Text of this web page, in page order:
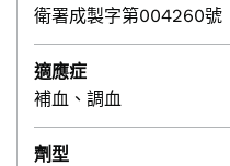
衛署成製字第004260號
適應症
補血、調血
劑型